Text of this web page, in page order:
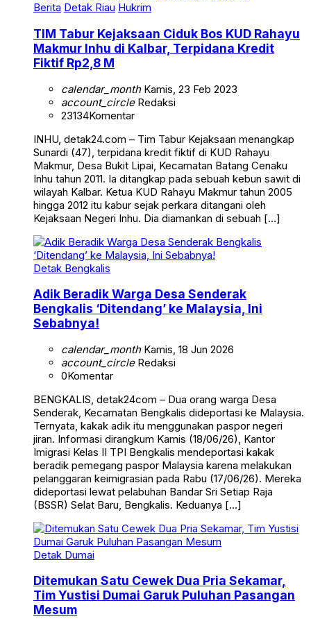
Berita Detak Riau Hukrim
TIM Tabur Kejaksaan Ciduk Bos KUD Rahayu
Makmur Inhu di Kalbar, Terpidana Kredit
Fiktif Rp2,8 M
calendar_monthKamis, 23 Feb 2023
account_circleRedaksi
23134Komentar
INHU, detak24.com – Tim Tabur Kejaksaan menangkap
Sunardi (47), terpidana kredit fiktif di KUD Rahayu
Makmur, Desa Bukit Lipai, Kecamatan Batang Cenaku
Inhu tahun 2011. Ia ditangkap pada sebuah kebun sawit di
wilayah Kalbar. Ketua KUD Rahayu Makmur tahun 2005
hingga 2012 itu kabur sejak perkara ditangani oleh
Kejaksaan Negeri Inhu. Dia diamankan di sebuah […]
Detak Bengkalis
Adik Beradik Warga Desa Senderak
Bengkalis ‘Ditendang’ ke Malaysia, Ini
Sebabnya!
calendar_monthKamis, 18 Jun 2026
account_circleRedaksi
0Komentar
BENGKALIS, detak24com – Dua orang warga Desa
Senderak, Kecamatan Bengkalis dideportasi ke Malaysia.
Ternyata, kakak adik itu menggunakan paspor negeri
jiran. Informasi dirangkum Kamis (18/06/26), Kantor
Imigrasi Kelas II TPI Bengkalis mendeportasi kakak
beradik pemegang paspor Malaysia karena melakukan
pelanggaran keimigrasian pada Rabu (17/06/26). Mereka
dideportasi lewat pelabuhan Bandar Sri Setiap Raja
(BSSR) Selat Baru, Bengkalis. Keduanya […]
Detak Dumai
Ditemukan Satu Cewek Dua Pria Sekamar,
Tim Yustisi Dumai Garuk Puluhan Pasangan
Mesum